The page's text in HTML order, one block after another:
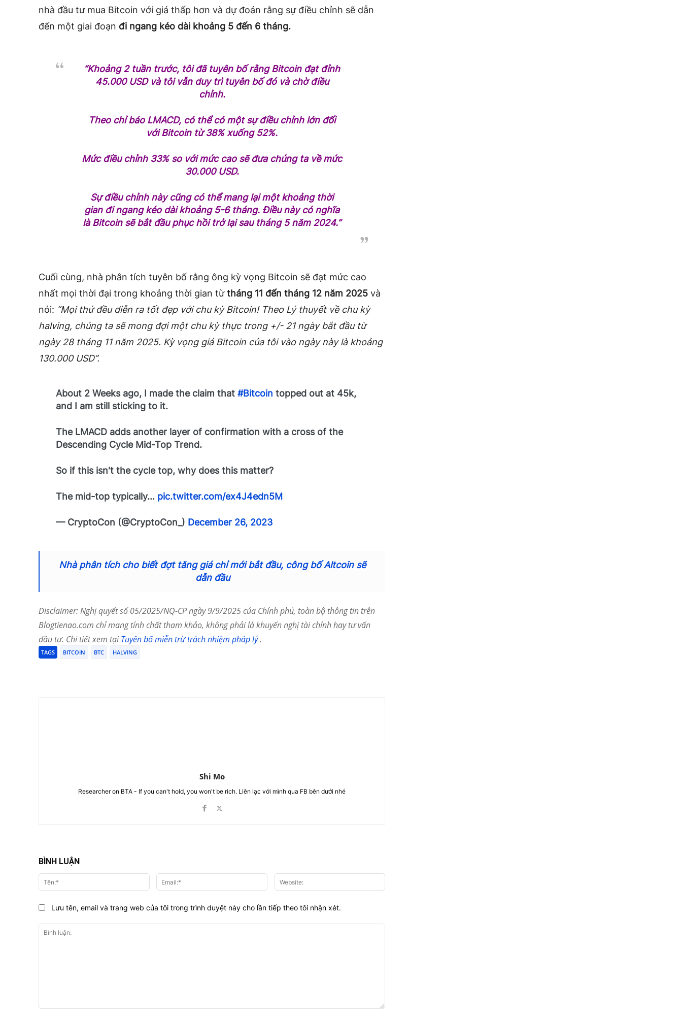
nhà đầu tư mua Bitcoin với giá thấp hơn và dự đoán rằng sự điều chỉnh sẽ dẫn
đến một giai đoạn đi ngang kéo dài khoảng 5 đến 6 tháng.
“Khoảng 2 tuần trước, tôi đã tuyên bố rằng Bitcoin đạt đỉnh
45.000 USD và tôi vẫn duy trì tuyên bố đó và chờ điều
chỉnh.
Theo chỉ báo LMACD, có thể có một sự điều chỉnh lớn đối
với Bitcoin từ 38% xuống 52%.
Mức điều chỉnh 33% so với mức cao sẽ đưa chúng ta về mức
30.000 USD.
Sự điều chỉnh này cũng có thể mang lại một khoảng thời
gian đi ngang kéo dài khoảng 5-6 tháng. Điều này có nghĩa
là Bitcoin sẽ bắt đầu phục hồi trở lại sau tháng 5 năm 2024.”
Cuối cùng, nhà phân tích tuyên bố rằng ông kỳ vọng Bitcoin sẽ đạt mức cao
nhất mọi thời đại trong khoảng thời gian từtháng 11 đến tháng 12 năm 2025 và
nói: “Mọi thứ đều diễn ra tốt đẹp với chu kỳ Bitcoin! Theo Lý thuyết về chu kỳ
halving, chúng ta sẽ mong đợi một chu kỳ thực trong +/- 21 ngày bắt đầu từ
ngày 28 tháng 11 năm 2025. Kỳ vọng giá Bitcoin của tôi vào ngày này là khoảng
130.000 USD”.
About 2 Weeks ago, I made the claim that#Bitcoin topped out at 45k,
and I am still sticking to it.
The LMACD adds another layer of confirmation with a cross of the
Descending Cycle Mid-Top Trend.
So if this isn't the cycle top, why does this matter?
The mid-top typically… pic.twitter.com/ex4J4edn5M
— CryptoCon (@CryptoCon_) December 26, 2023
Nhà phân tích cho biết đợt tăng giá chỉ mới bắt đầu, công bố Altcoin sẽ
dẫn đầu
Disclaimer: Nghị quyết số 05/2025/NQ-CP ngày 9/9/2025 của Chính phủ, toàn bộ thông tin trên
Blogtienao.com chỉ mang tính chất tham khảo, không phải là khuyến nghị tài chính hay tư vấn
đầu tư. Chi tiết xem tạiTuyên bố miễn trừ trách nhiệm pháp lý.
TAGS BITCOIN BTC HALVING
Shi Mo
Researcher on BTA - If you can't hold, you won't be rich. Liên lạc với mình qua FB bên dưới nhé
BÌNH LUẬN
Tên:* Email:*
Lưu tên, email và trang web của tôi trong trình duyệt này cho lần tiếp theo tôi nhận xét.